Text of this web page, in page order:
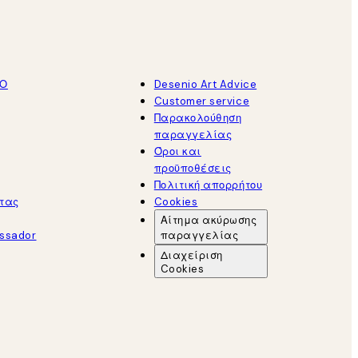
Desenio Art Advice
Customer service
Παρακολούθηση
παραγγελίας
Όροι και
προϋποθέσεις
Πολιτική απορρήτου
Cookies
Αίτημα ακύρωσης
παραγγελίας
Διαχείριση
Cookies